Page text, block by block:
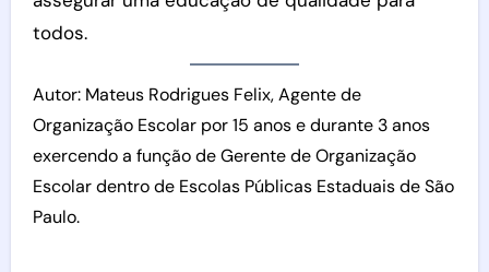
todos.
Autor: Mateus Rodrigues Felix, Agente de
Organização Escolar por 15 anos e durante 3 anos
exercendo a função de Gerente de Organização
Escolar dentro de Escolas Públicas Estaduais de São
Paulo.